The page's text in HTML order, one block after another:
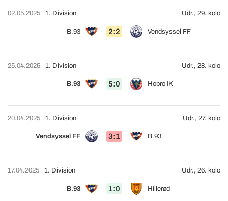
02.05.2025
B.93 2:2 Vendsyssel FF
1. Division Udr., 29. kolo
25.04.2025
B.93 5:0 Hobro IK
1. Division Udr., 28. kolo
20.04.2025
Vendsyssel FF 3:1 B.93
1. Division Udr., 27. kolo
17.04.2025
B.93 1:0 Hillerød
1. Division Udr., 26. kolo